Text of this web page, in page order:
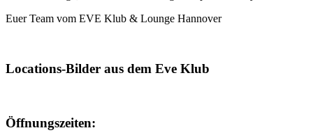
Euer Team vom EVE Klub & Lounge Hannover
Locations-Bilder aus dem Eve Klub
Öffnungszeiten: